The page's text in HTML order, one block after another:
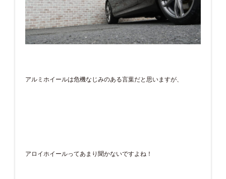
アルミホイールは危機なじみのある言葉だと思いますが、
アロイホイールってあまり聞かないですよね！